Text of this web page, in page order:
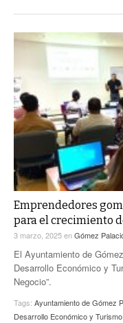
Emprendedores
para el crecimiento
3 marzo, 2025enGómez
El Ayuntamiento de
Desarrollo Económico y
Negocio”.
Tags: Ayuntamiento de Gómez
Desarrollo Económico y